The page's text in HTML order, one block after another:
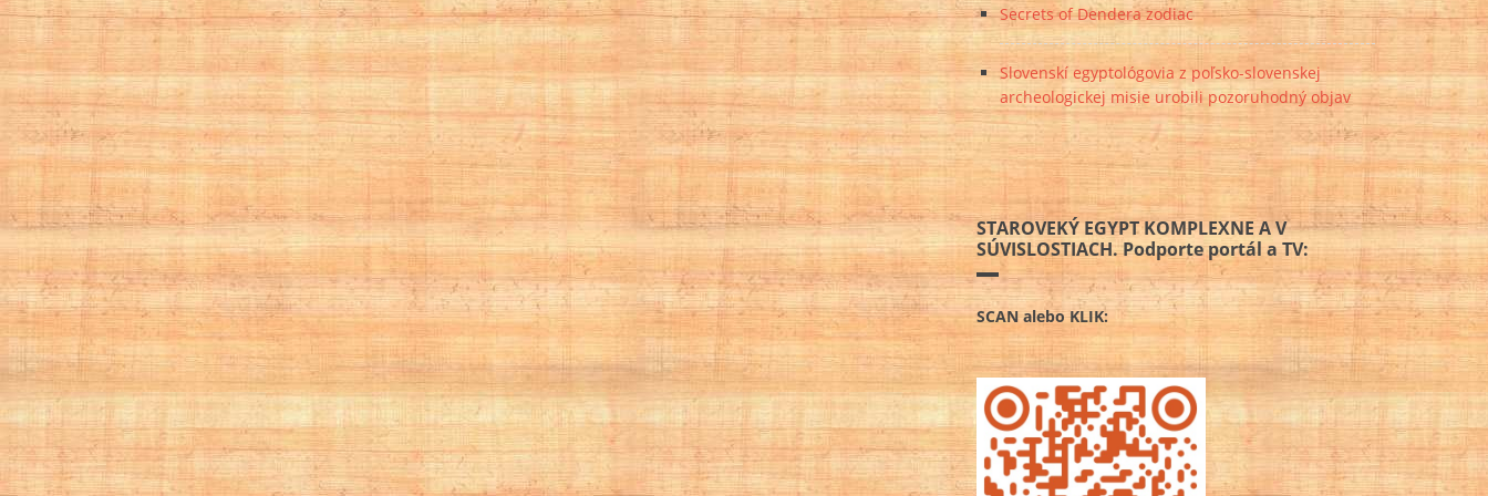
Secrets of Dendera zodiac
Slovenskí egyptológovia z poľsko-slovenskej
archeologickej misie urobili pozoruhodný objav
STAROVEKÝ EGYPT KOMPLEXNE A V
SÚVISLOSTIACH. Podporte portál a TV:
SCAN alebo KLIK: